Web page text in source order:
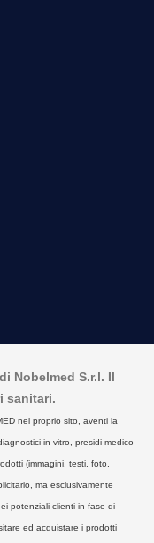
Nobelmed S.r.l. Il
sanitari.
nel proprio sito, aventi la
in vitro, presidi medico
(immagini, testi, foto,
ma esclusivamente
potenziali clienti in fase di
ed acquistare i prodotti